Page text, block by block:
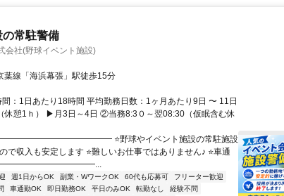
常駐警備
会社(野球イベント施設)
葉線「海浜幕張」駅徒歩15分
：1日あたり18時間 平均勤務日数：1ヶ月あたり9日 〜 11日
休憩1ｈ） ▶月3日～4日 ②当務8:3０～翌08:30（仮眠含む休
⭐野球やイベント施設の常駐施設
で収入も安定します ⭐難しいお仕事ではありません♪ ⭐車通
週1日からOK 副業・WワークOK 60代も応募可
フリーター歓迎
車通勤OK 即日勤務OK 平日のみOK 転勤なし
経験不問